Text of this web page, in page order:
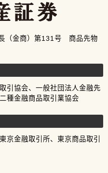
（金商）第131号 商品先物
引協会、一般社団法人金融先
種金融商品取引業協会
京金融取引所、東京商品取引